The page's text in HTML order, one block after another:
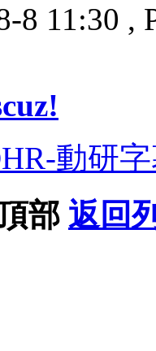
8 11:30 ,
動研
部 返回